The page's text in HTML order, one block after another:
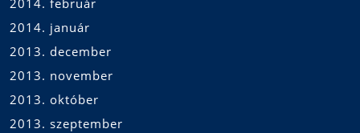
2014. február
2014. január
2013. december
2013. november
2013. október
2013. szeptember